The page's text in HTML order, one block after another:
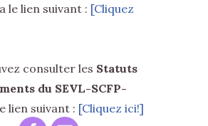
le lien suivant : [Cliquez
consulter les Statuts
du SEVL-SCFP-
lien suivant : [Cliquez ici!]